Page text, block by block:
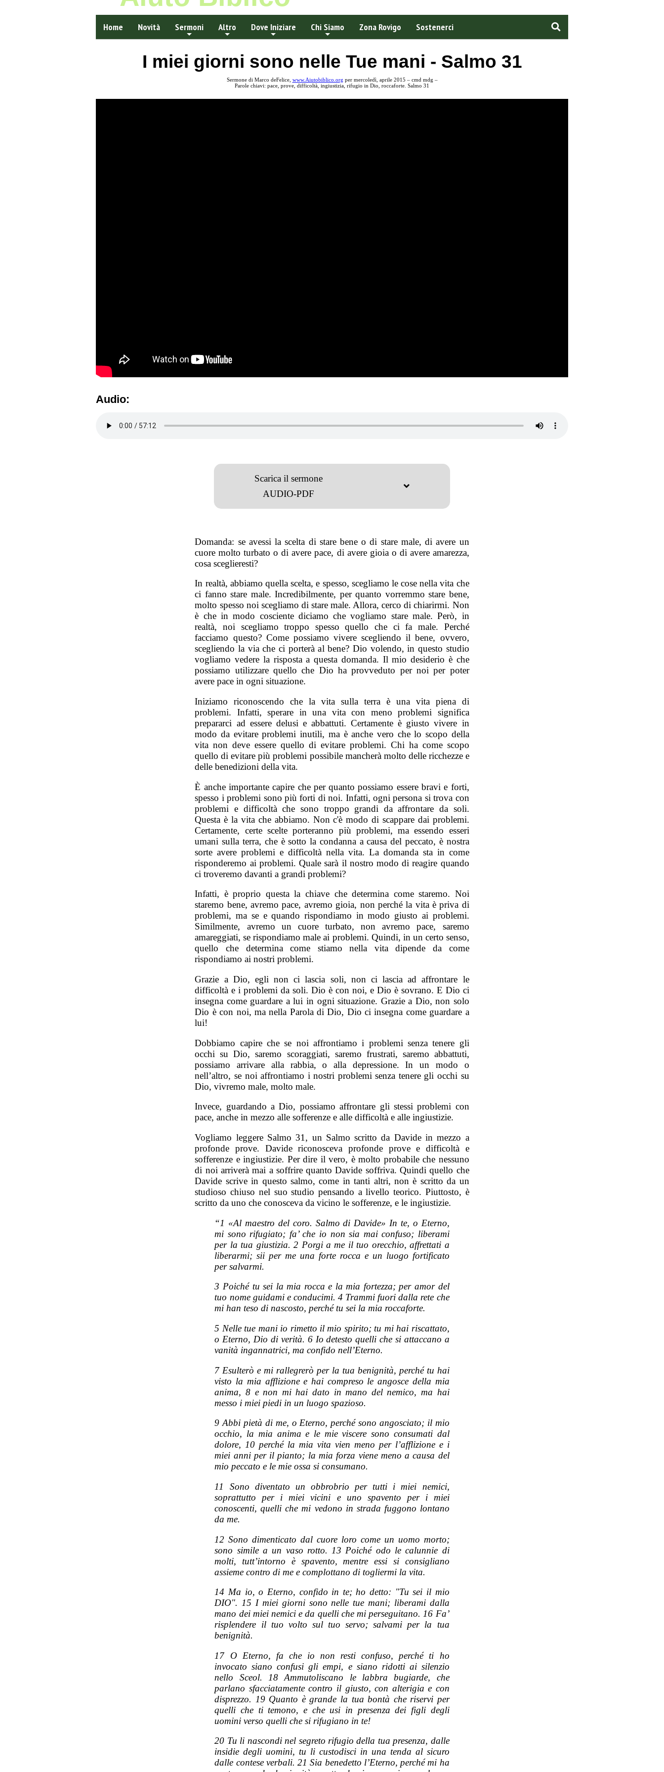
Home Novità Sermoni Altro Dove Iniziare Chi Siamo Zona Rovigo Sostenerci
I miei giorni sono nelle Tue mani - Salmo 31
Sermone di Marco deFelice, www.Aiutobiblico.org per mercoledì, aprile 2015 – cmd mdg –
Parole chiavi: pace, prove, difficoltà, ingiustizia, rifugio in Dio, roccaforte. Salmo 31
Audio:
Scarica il sermone
AUDIO-PDF
Domanda: se avessi la scelta di stare bene o di stare male, di avere un
cuore molto turbato o di avere pace, di avere gioia o di avere amarezza,
cosa sceglieresti?
In realtà, abbiamo quella scelta, e spesso, scegliamo le cose nella vita che
ci fanno stare male. Incredibilmente, per quanto vorremmo stare bene,
molto spesso noi scegliamo di stare male. Allora, cerco di chiarirmi. Non
è che in modo cosciente diciamo che vogliamo stare male. Però, in
realtà, noi scegliamo troppo spesso quello che ci fa male. Perché
facciamo questo? Come possiamo vivere scegliendo il bene, ovvero,
scegliendo la via che ci porterà al bene? Dio volendo, in questo studio
vogliamo vedere la risposta a questa domanda. Il mio desiderio è che
possiamo utilizzare quello che Dio ha provveduto per noi per poter
avere pace in ogni situazione.
Iniziamo riconoscendo che la vita sulla terra è una vita piena di
problemi. Infatti, sperare in una vita con meno problemi significa
prepararci ad essere delusi e abbattuti. Certamente è giusto vivere in
modo da evitare problemi inutili, ma è anche vero che lo scopo della
vita non deve essere quello di evitare problemi. Chi ha come scopo
quello di evitare più problemi possibile mancherà molto delle ricchezze e
delle benedizioni della vita.
È anche importante capire che per quanto possiamo essere bravi e forti,
spesso i problemi sono più forti di noi. Infatti, ogni persona si trova con
problemi e difficoltà che sono troppo grandi da affrontare da soli.
Questa è la vita che abbiamo. Non c'è modo di scappare dai problemi.
Certamente, certe scelte porteranno più problemi, ma essendo esseri
umani sulla terra, che è sotto la condanna a causa del peccato, è nostra
sorte avere problemi e difficoltà nella vita. La domanda sta in come
risponderemo ai problemi. Quale sarà il nostro modo di reagire quando
ci troveremo davanti a grandi problemi?
Infatti, è proprio questa la chiave che determina come staremo. Noi
staremo bene, avremo pace, avremo gioia, non perché la vita è priva di
problemi, ma se e quando rispondiamo in modo giusto ai problemi.
Similmente, avremo un cuore turbato, non avremo pace, saremo
amareggiati, se rispondiamo male ai problemi. Quindi, in un certo senso,
quello che determina come stiamo nella vita dipende da come
rispondiamo ai nostri problemi.
Grazie a Dio, egli non ci lascia soli, non ci lascia ad affrontare le
difficoltà e i problemi da soli. Dio è con noi, e Dio è sovrano. E Dio ci
insegna come guardare a lui in ogni situazione. Grazie a Dio, non solo
Dio è con noi, ma nella Parola di Dio, Dio ci insegna come guardare a
lui!
Dobbiamo capire che se noi affrontiamo i problemi senza tenere gli
occhi su Dio, saremo scoraggiati, saremo frustrati, saremo abbattuti,
possiamo arrivare alla rabbia, o alla depressione. In un modo o
nell’altro, se noi affrontiamo i nostri problemi senza tenere gli occhi su
Dio, vivremo male, molto male.
Invece, guardando a Dio, possiamo affrontare gli stessi problemi con
pace, anche in mezzo alle sofferenze e alle difficoltà e alle ingiustizie.
Vogliamo leggere Salmo 31, un Salmo scritto da Davide in mezzo a
profonde prove. Davide riconosceva profonde prove e difficoltà e
sofferenze e ingiustizie. Per dire il vero, è molto probabile che nessuno
di noi arriverà mai a soffrire quanto Davide soffriva. Quindi quello che
Davide scrive in questo salmo, come in tanti altri, non è scritto da un
studioso chiuso nel suo studio pensando a livello teorico. Piuttosto, è
scritto da uno che conosceva da vicino le sofferenze, e le ingiustizie.
“1 «Al maestro del coro. Salmo di Davide» In te, o Eterno,
mi sono rifugiato; fa’ che io non sia mai confuso; liberami
per la tua giustizia. 2 Porgi a me il tuo orecchio, affrettati a
liberarmi; sii per me una forte rocca e un luogo fortificato
per salvarmi.
3 Poiché tu sei la mia rocca e la mia fortezza; per amor del
tuo nome guidami e conducimi. 4 Trammi fuori dalla rete che
mi han teso di nascosto, perché tu sei la mia roccaforte.
5 Nelle tue mani io rimetto il mio spirito; tu mi hai riscattato,
o Eterno, Dio di verità. 6 Io detesto quelli che si attaccano a
vanità ingannatrici, ma confido nell’Eterno.
7 Esulterò e mi rallegrerò per la tua benignità, perché tu hai
visto la mia afflizione e hai compreso le angosce della mia
anima, 8 e non mi hai dato in mano del nemico, ma hai
messo i miei piedi in un luogo spazioso.
9 Abbi pietà di me, o Eterno, perché sono angosciato; il mio
occhio, la mia anima e le mie viscere sono consumati dal
dolore, 10 perché la mia vita vien meno per l’afflizione e i
miei anni per il pianto; la mia forza viene meno a causa del
mio peccato e le mie ossa si consumano.
11 Sono diventato un obbrobrio per tutti i miei nemici,
soprattutto per i miei vicini e uno spavento per i miei
conoscenti, quelli che mi vedono in strada fuggono lontano
da me.
12 Sono dimenticato dal cuore loro come un uomo morto;
sono simile a un vaso rotto. 13 Poiché odo le calunnie di
molti, tutt’intorno è spavento, mentre essi si consigliano
assieme contro di me e complottano di togliermi la vita.
14 Ma io, o Eterno, confido in te; ho detto: "Tu sei il mio
DIO". 15 I miei giorni sono nelle tue mani; liberami dalla
mano dei miei nemici e da quelli che mi perseguitano. 16 Fa’
risplendere il tuo volto sul tuo servo; salvami per la tua
benignità.
17 O Eterno, fa che io non resti confuso, perché ti ho
invocato siano confusi gli empi, e siano ridotti ai silenzio
nello Sceol. 18 Ammutoliscano le labbra bugiarde, che
parlano sfacciatamente contro il giusto, con alterigia e con
disprezzo. 19 Quanto è grande la tua bontà che riservi per
quelli che ti temono, e che usi in presenza dei figli degli
uomini verso quelli che si rifugiano in te!
20 Tu li nascondi nel segreto rifugio della tua presenza, dalle
insidie degli uomini, tu li custodisci in una tenda al sicuro
dalle contese verbali. 21 Sia benedetto l’Eterno, perché mi ha